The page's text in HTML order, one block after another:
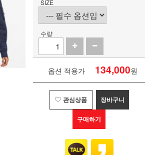
SIZE
수량
옵션 적용가 134,000원
관심상품 장바구니
구매하기